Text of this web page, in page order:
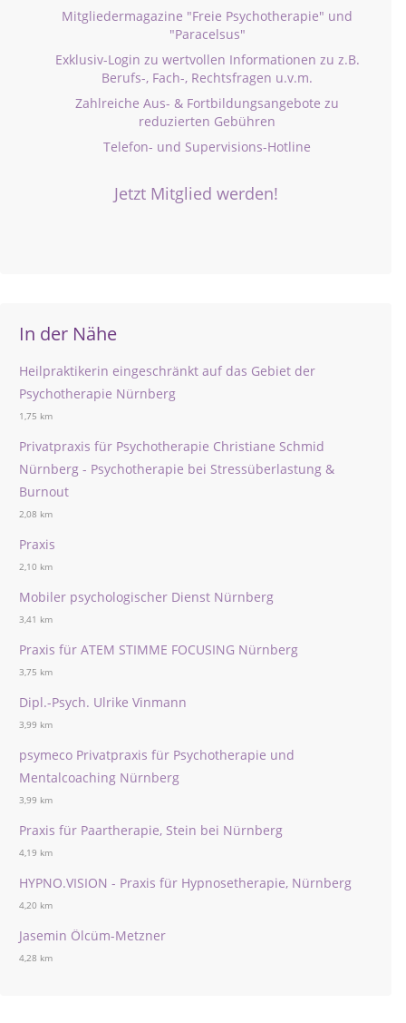
Mitgliedermagazine "Freie Psychotherapie" und
"Paracelsus"
Exklusiv-Login zu wertvollen Informationen zu z.B.
Berufs-, Fach-, Rechtsfragen u.v.m.
Zahlreiche Aus- & Fortbildungsangebote zu
reduzierten Gebühren
Telefon- und Supervisions-Hotline
Jetzt Mitglied werden!
In der Nähe
Heilpraktikerin eingeschränkt auf das Gebiet der
Psychotherapie Nürnberg
1,75 km
Privatpraxis für Psychotherapie Christiane Schmid
Nürnberg - Psychotherapie bei Stressüberlastung &
Burnout
2,08 km
Praxis
2,10 km
Mobiler psychologischer Dienst Nürnberg
3,41 km
Praxis für ATEM STIMME FOCUSING Nürnberg
3,75 km
Dipl.-Psych. Ulrike Vinmann
3,99 km
psymeco Privatpraxis für Psychotherapie und
Mentalcoaching Nürnberg
3,99 km
Praxis für Paartherapie, Stein bei Nürnberg
4,19 km
HYPNO.VISION - Praxis für Hypnosetherapie, Nürnberg
4,20 km
Jasemin Ölcüm-Metzner
4,28 km